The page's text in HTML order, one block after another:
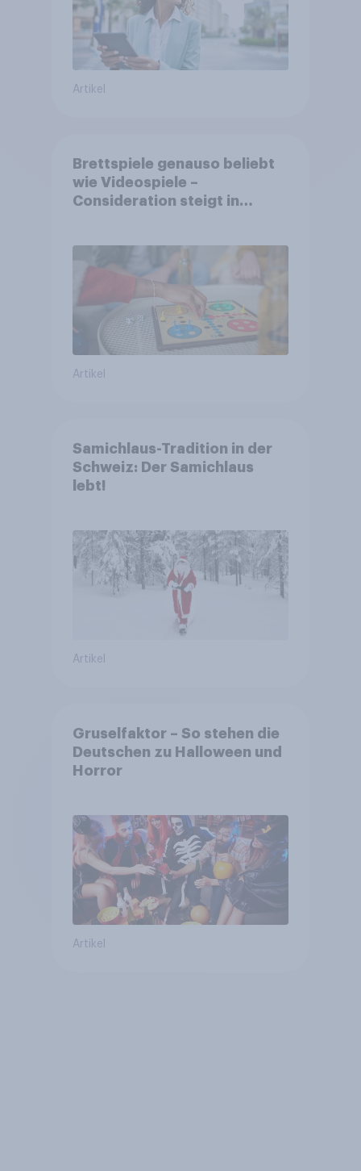
Artikel
Brettspiele genauso beliebt
wie Videospiele –
Consideration steigt in
Artikel
Samichlaus-Tradition in der
Schweiz: Der Samichlaus
lebt!
Artikel
Gruselfaktor – So stehen die
Deutschen zu Halloween und
Horror
Artikel